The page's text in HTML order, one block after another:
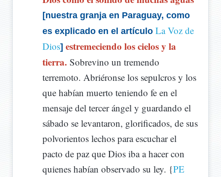
[nuestra granja en Paraguay, como
es explicado en el artículo La Voz de
Dios] estremeciendo los cielos y la
tierra. Sobrevino un tremendo
terremoto. Abriéronse los sepulcros y los
que habían muerto teniendo fe en el
mensaje del tercer ángel y guardando el
sábado se levantaron, glorificados, de sus
polvorientos lechos para escuchar el
pacto de paz que Dios iba a hacer con
quienes habían observado su ley. {PE